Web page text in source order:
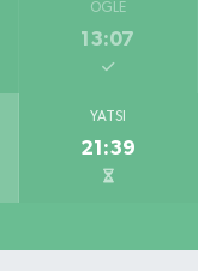
ÖĞLE
13:07
YATSI
21:39